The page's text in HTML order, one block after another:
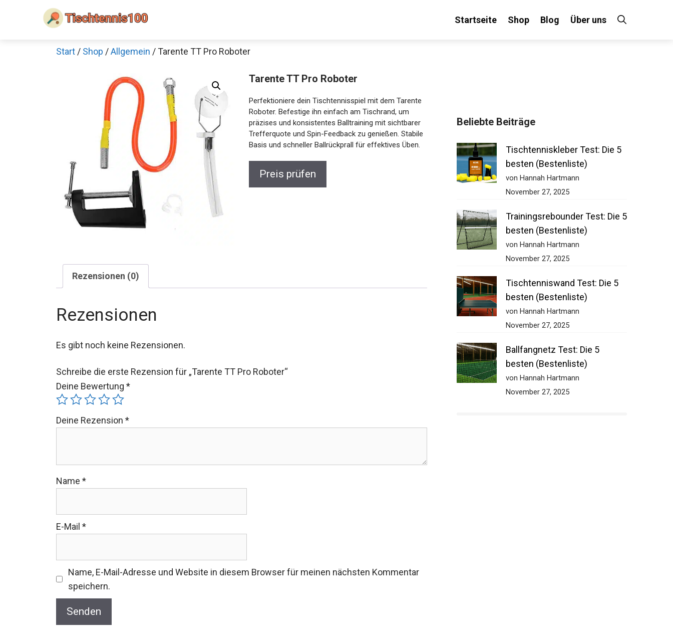
Startseite Shop Blog Über uns
Start / Shop /Allgemein / Tarente TT Pro Roboter
Tarente TT Pro Roboter
Perfektioniere dein Tischtennisspiel mit dem Tarente
Roboter. Befestige ihn einfach am Tischrand, um
präzises und konsistentes Balltraining mit sichtbarer
Trefferquote und Spin-Feedback zu genießen. Stabile
Basis und schneller Ballrückprall für effektives Üben.
Preis prüfen
Rezensionen (0)
Rezensionen
Es gibt noch keine Rezensionen.
Schreibe die erste Rezension für „Tarente TT Pro Roboter“
Deine Bewertung *
Deine Rezension *
Name *
E-Mail *
Name, E-Mail-Adresse und Website in diesem Browser für meinen nächsten Kommentar
speichern.
Beliebte Beiträge
Tischtenniskleber Test: Die 5
besten (Bestenliste)
von Hannah Hartmann
November 27, 2025
Trainingsrebounder Test: Die 5
besten (Bestenliste)
von Hannah Hartmann
November 27, 2025
Tischtenniswand Test: Die 5
besten (Bestenliste)
von Hannah Hartmann
November 27, 2025
Ballfangnetz Test: Die 5
besten (Bestenliste)
von Hannah Hartmann
November 27, 2025